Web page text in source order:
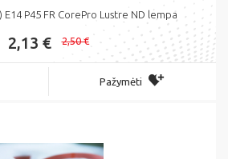
E14 P45 FR CorePro Lustre ND lempa
2,13 € 2,50 €
Pažymėti